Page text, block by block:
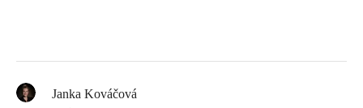
Janka Kováčová